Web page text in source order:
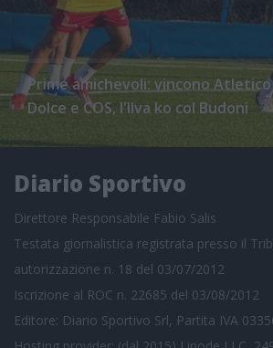
Prime amichevoli: vincono
Dolce e COS, l'Ilva ko col Budoni
Diario Sportivo
Direttore Responsabile Fabio Salis
Testata giornalistica registrata presso il
autorizzazione n. 18 del 03/07/2012
Iscrizione al ROC n. 22685 del 03/08/2012
Editore: Diario Sportivo Srl, Partita IVA